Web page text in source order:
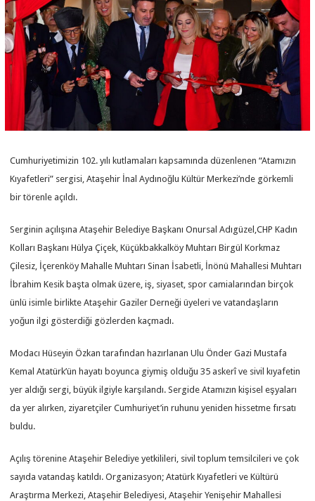
Cumhuriyetimizin 102. yılı kutlamaları kapsamında düzenlenen “Atamızın
Kıyafetleri” sergisi, Ataşehir İnal Aydınoğlu Kültür Merkezi’nde görkemli
bir törenle açıldı.
Serginin açılışına Ataşehir Belediye Başkanı Onursal Adıgüzel,CHP Kadın
Kolları Başkanı Hülya Çiçek, Küçükbakkalköy Muhtarı Birgül Korkmaz
Çilesiz, İçerenköy Mahalle Muhtarı Sinan İsabetli, İnönü Mahallesi Muhtarı
İbrahim Kesik başta olmak üzere, iş, siyaset, spor camialarından birçok
ünlü isimle birlikte Ataşehir Gaziler Derneği üyeleri ve vatandaşların
yoğun ilgi gösterdiği gözlerden kaçmadı.
Modacı Hüseyin Özkan tarafından hazırlanan Ulu Önder Gazi Mustafa
Kemal Atatürk’ün hayatı boyunca giymiş olduğu 35 askerî ve sivil kıyafetin
yer aldığı sergi, büyük ilgiyle karşılandı. Sergide Atamızın kişisel eşyaları
da yer alırken, ziyaretçiler Cumhuriyet’in ruhunu yeniden hissetme fırsatı
buldu.
Açılış törenine Ataşehir Belediye yetkilileri, sivil toplum temsilcileri ve çok
sayıda vatandaş katıldı. Organizasyon; Atatürk Kıyafetleri ve Kültürü
Araştırma Merkezi, Ataşehir Belediyesi, Ataşehir Yenişehir Mahallesi